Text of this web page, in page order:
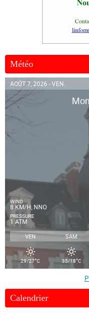
Météo
AOÛT 7, 2026 - VEN.
WIND
8 KM/H, NNO
PRESSURE
1 ATM
VEN SAM
29/27°C 35/18°C
Calendrier